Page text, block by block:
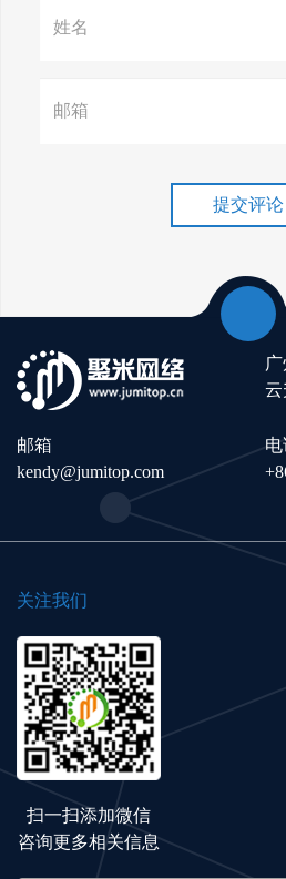
巧介绍！
提交评论
云
邮箱
kendy@jumitop.com
电
关注我们
扫一扫添加微信
咨询更多相关信息